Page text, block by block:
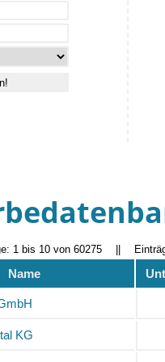
1 bis 10 von 60275
Name
KG